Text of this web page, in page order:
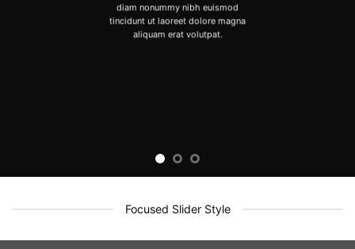
diam nonummy nibh euismod
tincidunt ut laoreet dolore magna
aliquam erat volutpat.
Focused Slider Style